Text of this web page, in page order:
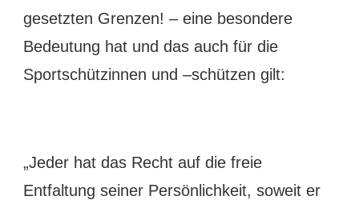
gesetzten Grenzen! – eine besondere
Bedeutung hat und das auch für die
Sportschützinnen und –schützen gilt:
„Jeder hat das Recht auf die freie
Entfaltung seiner Persönlichkeit, soweit er